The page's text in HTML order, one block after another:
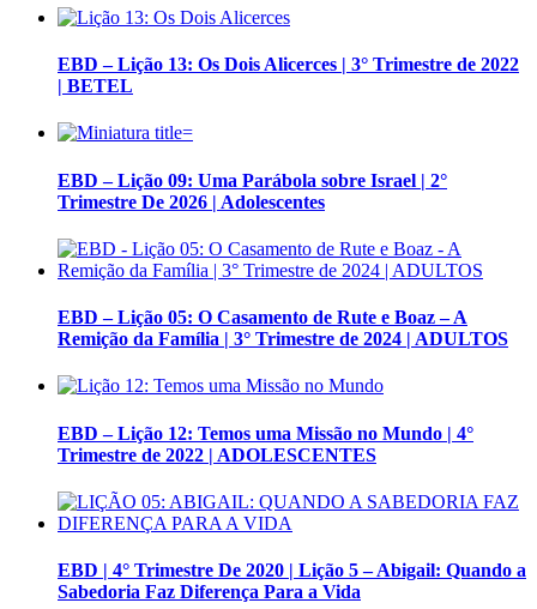
EBD – Lição 13: Os Dois Alicerces | 3° Trimestre de 2022
| BETEL
EBD – Lição 09: Uma Parábola sobre Israel | 2°
Trimestre De 2026 | Adolescentes
EBD – Lição 05: O Casamento de Rute e Boaz – A
Remição da Família | 3° Trimestre de 2024 | ADULTOS
EBD – Lição 12: Temos uma Missão no Mundo | 4°
Trimestre de 2022 | ADOLESCENTES
EBD | 4° Trimestre De 2020 | Lição 5 – Abigail: Quando a
Sabedoria Faz Diferença Para a Vida